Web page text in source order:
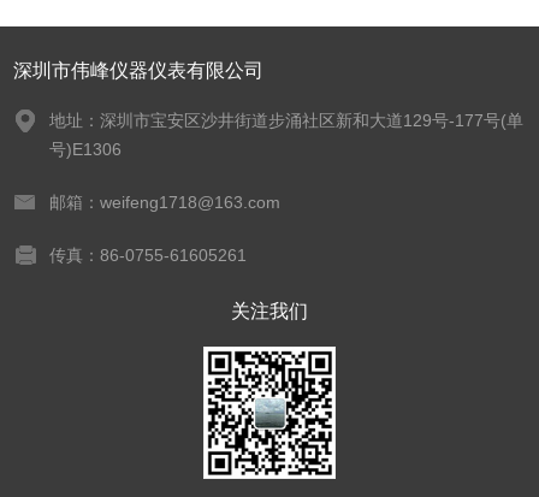
深圳市伟峰仪器仪表有限公司
地址：深圳市宝安区沙井街道步涌社区新和大道129号-177号(单
号)E1306
邮箱：weifeng1718@163.com
传真：86-0755-61605261
关注我们